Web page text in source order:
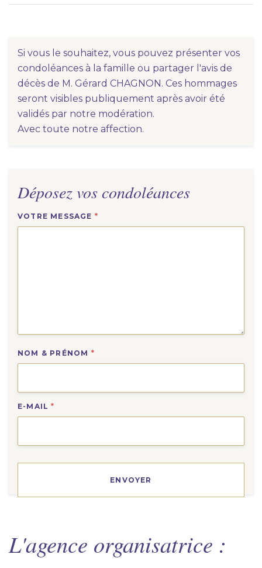
Si vous le souhaitez, vous pouvez présenter vos
condoléances à la famille ou partager l'avis de
décès de M. Gérard CHAGNON. Ces hommages
seront visibles publiquement après avoir été
validés par notre modération.
Avec toute notre affection.
Déposez vos condoléances
VOTRE MESSAGE *
NOM & PRÉNOM *
E-MAIL*
L'agence organisatrice :